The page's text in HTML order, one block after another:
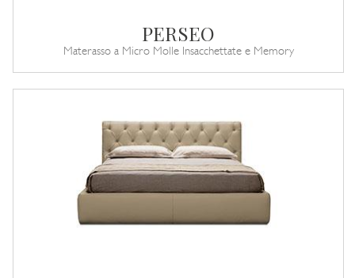
PERSEO
Materasso a Micro Molle Insacchettate e Memory